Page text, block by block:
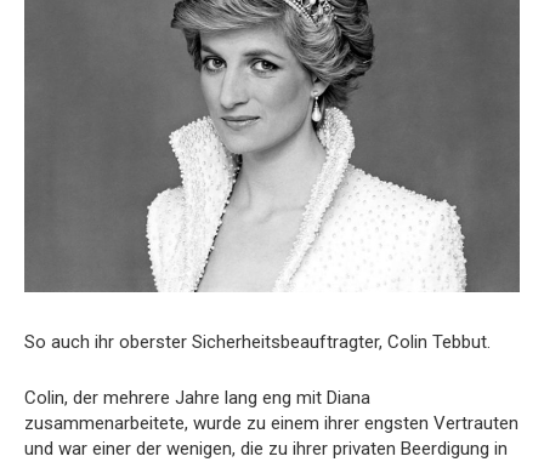
So auch ihr oberster Sicherheitsbeauftragter, Colin Tebbut.
Colin, der mehrere Jahre lang eng mit Diana
zusammenarbeitete, wurde zu einem ihrer engsten Vertrauten
und war einer der wenigen, die zu ihrer privaten Beerdigung in